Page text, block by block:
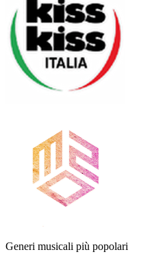
Generi musicali più popolari